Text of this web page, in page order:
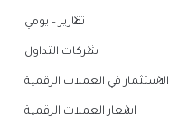
تقارير – يومي
شركات التداول
الاستثمار في العملات الرقمية
اسعار العملات الرقمية